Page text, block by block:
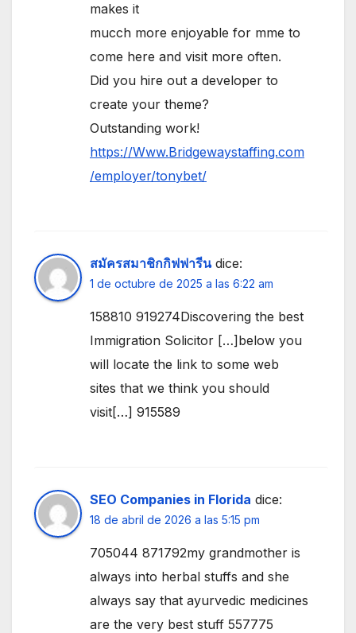
makes it
mucch more enjoyable for mme to
come here and visit more often.
Did you hire out a developer to
create your theme?
Outstanding work!
https://Www.Bridgewaystaffing.com
/employer/tonybet/
สมัครสมาชิกกิฟฟารีน dice:
1 de octubre de 2025 a las 6:22 am
158810 919274Discovering the best
Immigration Solicitor […]below you
will locate the link to some web
sites that we think you should
visit[…] 915589
SEO Companies in Florida dice:
18 de abril de 2026 a las 5:15 pm
705044 871792my grandmother is
always into herbal stuffs and she
always say that ayurvedic medicines
are the very best stuff 557775